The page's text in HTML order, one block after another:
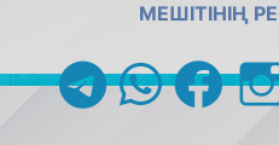
МЕШІТІНІҢ
telegramwhatsapp